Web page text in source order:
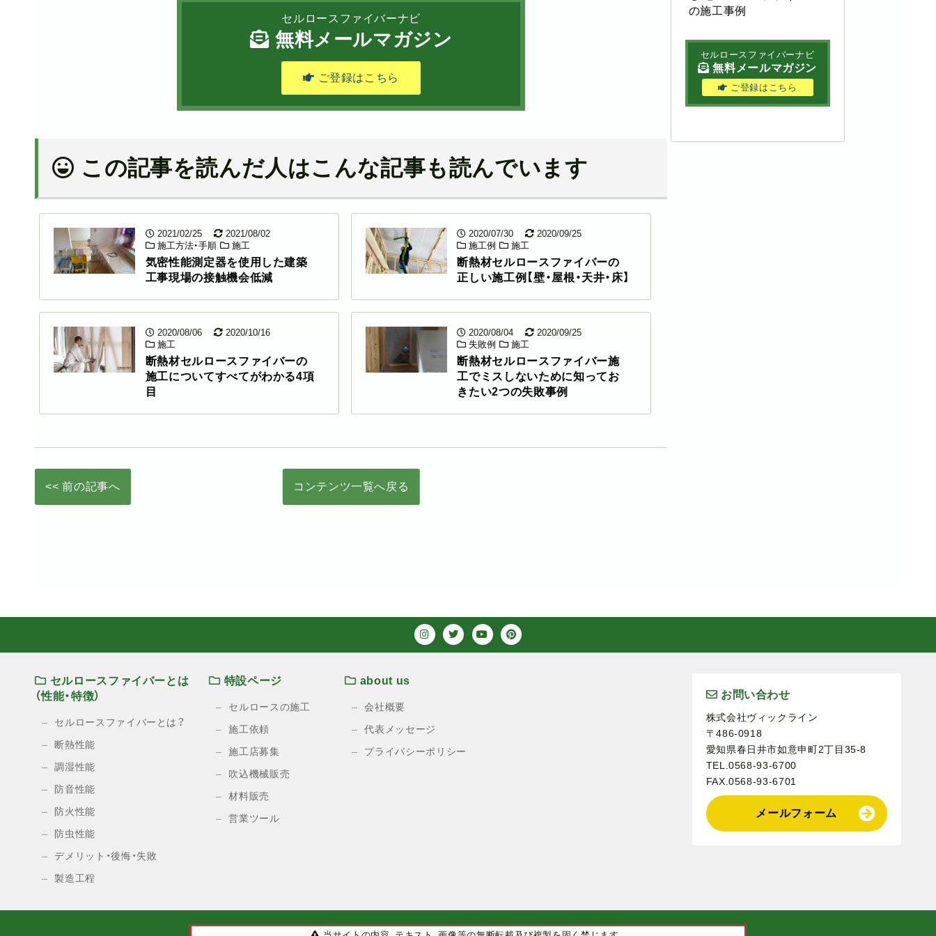
セルロースファイバーナビ
無料メールマガジン
ご登録はこちら
この記事を読んだ人はこんな記事も読んでいます
2021/02/25
2021/08/02
施工方法・手順
施工
気密性能測定器を使用した建築
工事現場の接触機会低減
2020/07/30
2020/09/25
施工例
施工
断熱材セルロースファイバーの
正しい施工例【壁・屋根・天井・床】
2020/08/06
2020/10/16
施工
断熱材セルロースファイバーの
施工についてすべてがわかる4項
目
2020/08/04
2020/09/25
失敗例
施工
断熱材セルロースファイバー施
工でミスしないために知ってお
きたい2つの失敗事例
<< 前の記事へ コンテンツ一覧へ戻る
の施工事例
セルロースファイバーナビ
無料メールマガジン
ご登録はこちら
セルロースファイバーとは
（性能・特徴）
セルロースファイバーとは？
断熱性能
調湿性能
防音性能
防火性能
防虫性能
デメリット・後悔・失敗
製造工程
特設ページ
セルロースの施工
施工依頼
施工店募集
吹込機械販売
材料販売
営業ツール
about us
会社概要
代表メッセージ
プライバシーポリシー
お問い合わせ
株式会社ヴィックライン
〒486-0918
愛知県春日井市如意申町2丁目35-8
TEL.0568-93-6700
FAX.0568-93-6701
メールフォーム